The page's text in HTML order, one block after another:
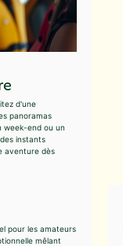
d'une
panoramas
week-end ou un
instants
aventure dès
pour les amateurs
mêlant